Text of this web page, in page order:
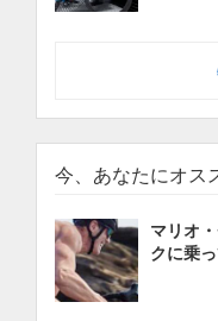
今、あなたにオス
マリオ
クに乗